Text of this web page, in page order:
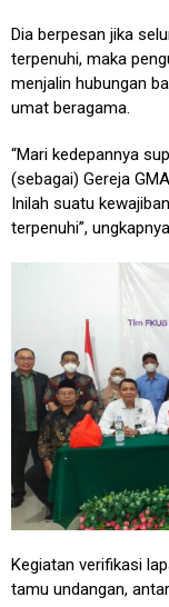
Dia berpesan jika
terpenuhi, maka
menjalin hubungan
umat beragama.
“Mari kedepannya
(sebagai) Gereja
Inilah suatu
terpenuhi”,
Kegiatan verifikasi
tamu undangan,